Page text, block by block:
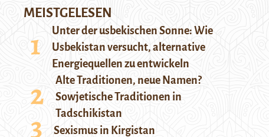
MEISTGELESEN
Unter der usbekischen Sonne: Wie
Usbekistan versucht, alternative
Energiequellen zu entwickeln
Alte Traditionen, neue Namen?
Sowjetische Traditionen in
Tadschikistan
Sexismus in Kirgistan